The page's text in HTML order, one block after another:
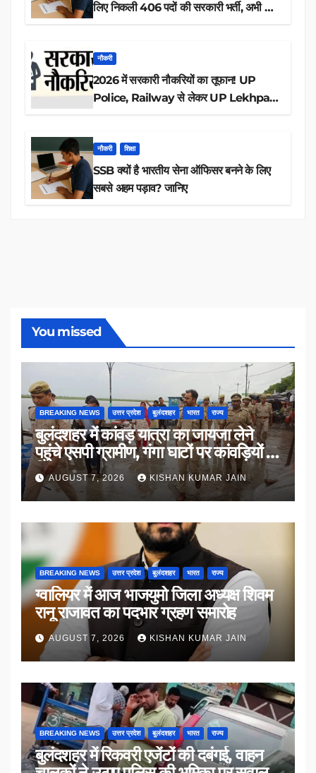
लिए निकली 406 पदों की सरकारी भर्ती, अभी करें
नौकरी
2026 में सरकारी नौकरियों का तूफान! UP
Police, Railway से लेकर UP Lekhpal
नौकरी शिक्षा
SSB क्यों है भारतीय सेना ऑफिसर बनने के लिए
सबसे अहम पड़ाव? जानिए
You missed
BREAKING NEWS उत्तर प्रदेश बुलंदशहर भारत राज्य
बुलंदशहर में कांवड़ यात्रा का जायजा लेने
पहुंचे एसपी ग्रामीण, गंगा घाटों पर कांवड़ियों से
किया संवाद
AUGUST 7, 2026 KISHAN KUMAR JAIN
BREAKING NEWS उत्तर प्रदेश बुलंदशहर भारत राज्य
ग्वालियर में आज भाजयुमो जिला अध्यक्ष शिवम
रानू राजावत का पदभार ग्रहण समारोह
AUGUST 7, 2026 KISHAN KUMAR JAIN
BREAKING NEWS उत्तर प्रदेश बुलंदशहर भारत राज्य
बुलंदशहर में रिकवरी एजेंटों की दबंगई, वाहन